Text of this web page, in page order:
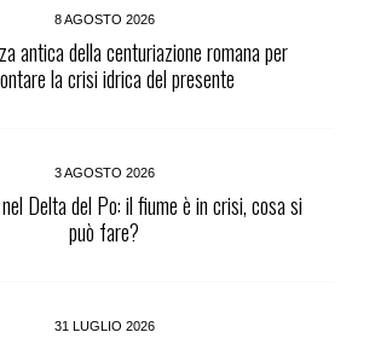
8 AGOSTO 2026
antica della centuriazione romana per
la crisi idrica del presente
3 AGOSTO 2026
Delta del Po: il fiume è in crisi, cosa si
può fare?
31 LUGLIO 2026